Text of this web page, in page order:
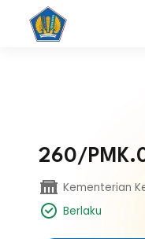
260/
Kementerian
Berlaku